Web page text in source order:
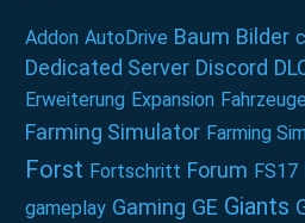
Addon AutoDrive Baum Bilder
Dedicated Server Discord
Erweiterung Expansion Fahrzeuge
Farming Simulator Farming
Forst Fortschritt Forum FS17
gameplay Gaming GE Giants